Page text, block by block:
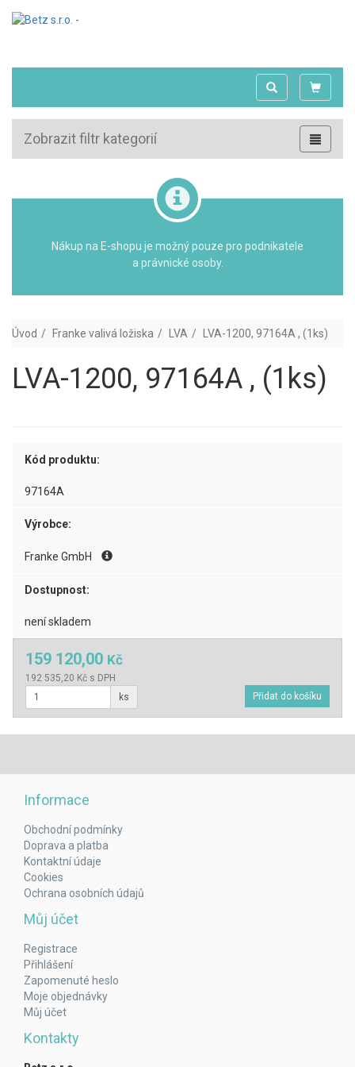
Zobrazit filtr kategorií
Nákup na E-shopu je možný pouze pro podnikatele
a právnické osoby.
Úvod Franke valivá ložiska LVA LVA-1200, 97164A , (1ks)
LVA-1200, 97164A , (1ks)
Kód produktu:
97164A
Výrobce:
Franke GmbH
Dostupnost:
není skladem
159 120,00 Kč
192 535,20 Kč s DPH
ks
Informace
Obchodní podmínky
Doprava a platba
Kontaktní údaje
Cookies
Ochrana osobních údajů
Můj účet
Registrace
Přihlášení
Zapomenuté heslo
Moje objednávky
Můj účet
Kontakty